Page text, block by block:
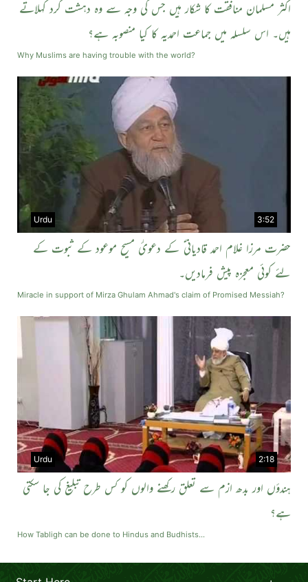
اکثر مسلمان منافقت کا شکار ہیں جس کی وجہ سے وہ دہشت گرد کہلاتے
ہیں۔ اس سلسلہ میں جماعت احمدیہ کا کیا منصوبہ ہے؟
Why Muslims are having trouble with the world?
3:52
Urdu
حضرت مرزا غلام احمد قادیانی ؑ کے دعویٰٔ مسیح موعود کے ثبوت کے
لئے کوئی معجزہ پیش فرمادیں۔
Miracle in support of Mirza Ghulam Ahmad's claim of Promised Messiah?
2:18
Urdu
ہندؤں اور بدھ ازم سے تعلق رکھنے والوں کو کس طرح تبلیغ کی جا سکتی
ہے؟
How Tabligh can be done to Hindus and Budhists...